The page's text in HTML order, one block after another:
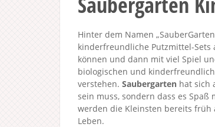
Hinter dem Namen
kinderfreundliche Putzmittel-
können und dann mit viel Spiel
biologischen und
verstehen. Saubergarten hat sich
sein muss, sondern dass es
werden die Kleinsten bereits
Leben.